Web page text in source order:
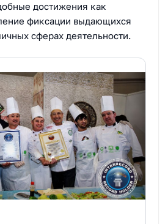
достижения как
фиксации выдающихся
сферах деятельности.